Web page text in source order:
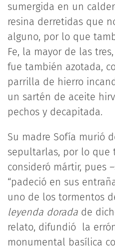
sumergida en un
resina derretidas que
alguno, por lo que
Fe, la mayor de las
fue también azotada,
parrilla de hierro
un sartén de aceite
pechos y decapitada.
Su madre Sofía murió
sepultarlas, por lo que
consideró mártir, pues
“padeció en sus
uno de los tormentos
leyenda dorada de
relato, difundió la
monumental basílica